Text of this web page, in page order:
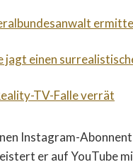
jagt einen
TV-Falle verrät
Instagram-
er auf YouTube